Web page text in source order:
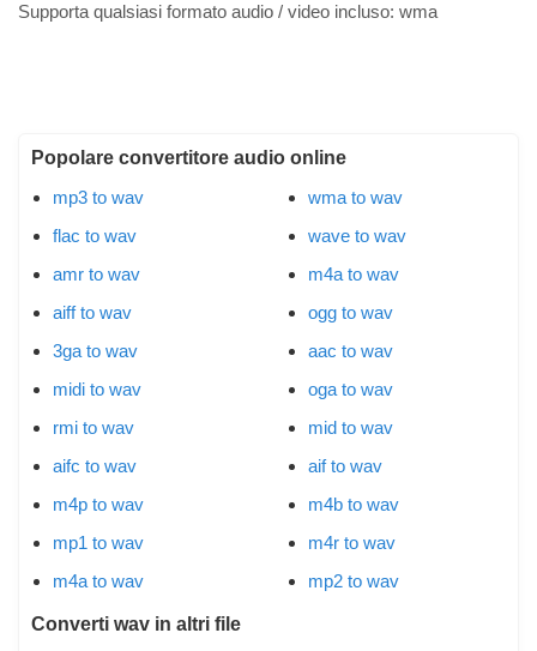
Supporta qualsiasi formato audio / video incluso: wma
Popolare convertitore audio online
mp3 to wav
flac to wav
amr to wav
aiff to wav
3ga to wav
midi to wav
rmi to wav
aifc to wav
m4p to wav
mp1 to wav
m4a to wav
wma to wav
wave to wav
m4a to wav
ogg to wav
aac to wav
oga to wav
mid to wav
aif to wav
m4b to wav
m4r to wav
mp2 to wav
Converti wav in altri file